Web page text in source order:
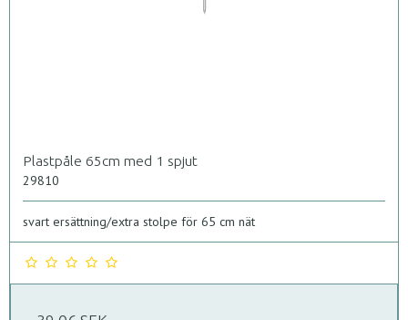
Plastpåle 65cm med 1 spjut
29810
svart ersättning/extra stolpe för 65 cm nät